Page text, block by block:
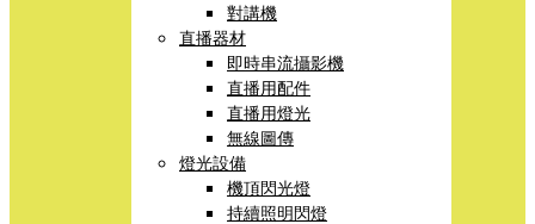
對講機
直播器材
即時串流攝影機
直播用配件
直播用燈光
無線圖傳
燈光設備
機頂閃光燈
持續照明閃燈